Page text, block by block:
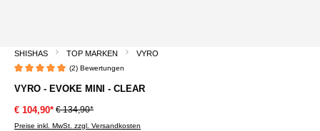
SHISHAS TOP MARKEN VYRO
(2) Bewertungen
VYRO - EVOKE MINI - CLEAR
€ 104,90* € 134,90*
Preise inkl. MwSt. zzgl. Versandkosten